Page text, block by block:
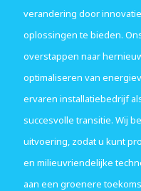
verandering door
oplossingen te bieden.
overstappen naar
optimaliseren van
ervaren installatiebedrijf
succesvolle transitie. Wij
uitvoering, zodat u kunt
en milieuvriendelijke
aan een groenere